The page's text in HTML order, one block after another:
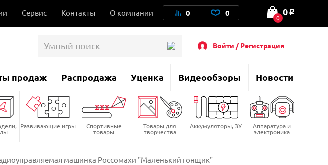
Сервис Контакты О компании 0 0 0
0 o
Войти / Регистрация
продаж Распродажа Уценка Видеообзоры Новости
Развивающие игры Спортивные
товары
Товары для
творчества
Аккумуляторы, ЗУ Аппаратура и
электроника
машинка Россомахи "Маленький гонщик"